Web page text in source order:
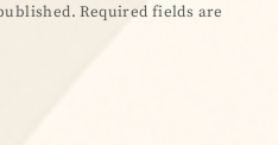
Required fields are